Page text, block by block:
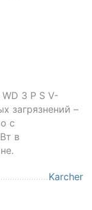
3 P S V-
загрязнений –
с
в
Karcher